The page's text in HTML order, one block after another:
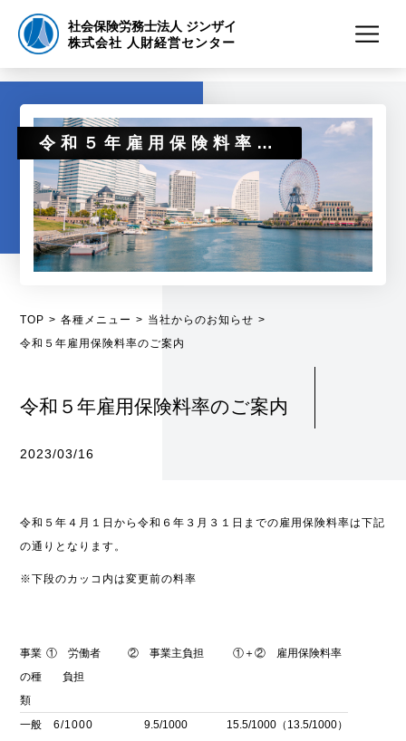
社会保険労務士法人 ジンザイ
株式会社 人財経営センター
令和５年雇用保険料率のご案内
TOP 各種メニュー
当社からのお知らせ
令和５年雇用保険料率のご案内
令和５年雇用保険料率のご案内
2023/03/16
令和５年４月１日から令和６年３月３１日までの雇用保険料率は下記
の通りとなります。
※下段のカッコ内は変更前の料率
事業
の種
類
① 労働者
負担
② 事業主負担 ①＋② 雇用保険料率
一般 6/1000
9.5/1000
15.5/1000（13.5/1000）